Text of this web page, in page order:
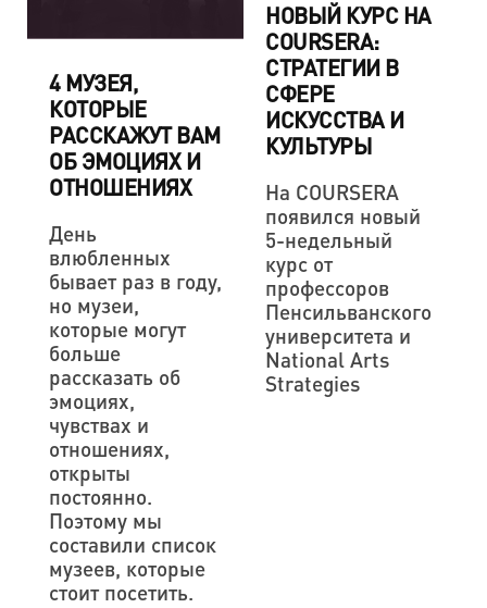
4 МУЗЕЯ,
КОТОРЫЕ
РАССКАЖУТ ВАМ
ОБ ЭМОЦИЯХ И
ОТНОШЕНИЯХ
День
влюбленных
бывает раз в году,
но музеи,
которые могут
больше
рассказать об
эмоциях,
чувствах и
отношениях,
открыты
постоянно.
Поэтому мы
составили список
музеев, которые
стоит посетить.
НОВЫЙ КУРС НА
COURSERA:
СТРАТЕГИИ В
СФЕРЕ
ИСКУССТВА И
КУЛЬТУРЫ
На COURSERA
появился новый
5-недельный
курс от
профессоров
Пенсильванского
университета и
National Arts
Strategies